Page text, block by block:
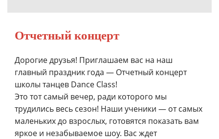
Отчетный концерт
Дорогие друзья! Приглашаем вас на наш
главный праздник года — Отчетный концерт
школы танцев Dance Class!
Это тот самый вечер, ради которого мы
трудились весь сезон! Наши ученики — от самых
маленьких до взрослых, готовятся показать вам
яркое и незабываемое шоу. Вас ждет